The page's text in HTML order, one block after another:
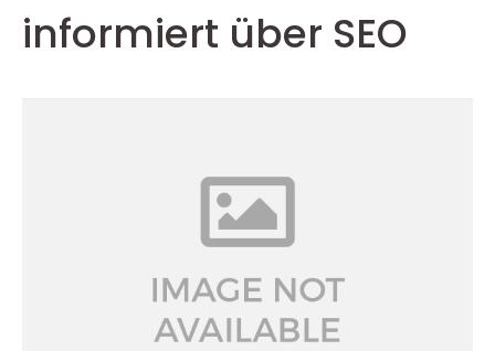
informiert über SEO